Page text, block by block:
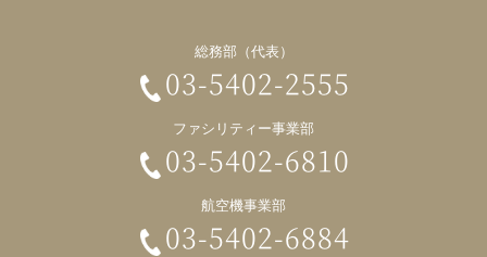
総務部（代表）
03-5402-2555
ファシリティー事業部
03-5402-6810
航空機事業部
03-5402-6884